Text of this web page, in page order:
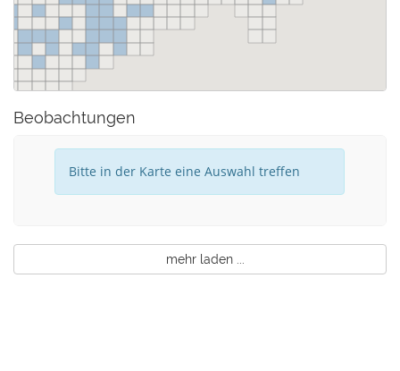
Beobachtungen
Bitte in der Karte eine Auswahl treffen
mehr laden ...